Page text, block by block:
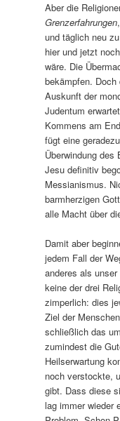
Aber die
Grenzerfahrungen
und täglich neu
hier und jetzt
wäre. Die
bekämpfen.
Auskunft der
Judentum
Kommens am
fügt eine
Überwindung des
Jesu definitiv
Messianismus.
barmherzigen
alle Macht über
Damit aber
jedem Fall der
anderes als
keine der drei
zimperlich: dies
Ziel der
schließlich das
zumindest die
Heilserwartung
noch verstockte,
gibt. Dass diese
lag immer wieder